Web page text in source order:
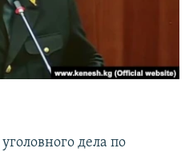
дела по